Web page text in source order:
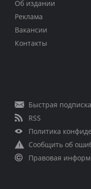
Об издании
Реклама
Вакансии
Контакты
Быстрая
RSS
Политика
Сообщить об
Правовая